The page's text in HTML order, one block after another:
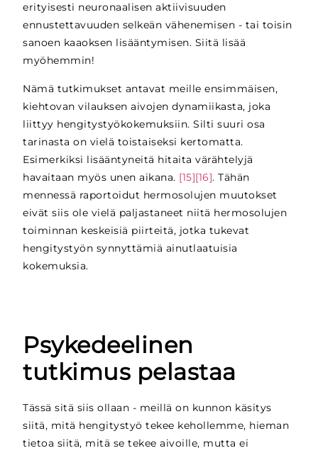
erityisesti neuronaalisen aktiivisuuden
ennustettavuuden selkeän vähenemisen - tai toisin
sanoen kaaoksen lisääntymisen. Siitä lisää
myöhemmin!
Nämä tutkimukset antavat meille ensimmäisen,
kiehtovan vilauksen aivojen dynamiikasta, joka
liittyy hengitystyökokemuksiin. Silti suuri osa
tarinasta on vielä toistaiseksi kertomatta.
Esimerkiksi lisääntyneitä hitaita värähtelyjä
havaitaan myös unen aikana. [15][16]. Tähän
mennessä raportoidut hermosolujen muutokset
eivät siis ole vielä paljastaneet niitä hermosolujen
toiminnan keskeisiä piirteitä, jotka tukevat
hengitystyön synnyttämiä ainutlaatuisia
kokemuksia.
Psykedeelinen
tutkimus pelastaa
Tässä sitä siis ollaan - meillä on kunnon käsitys
siitä, mitä hengitystyö tekee kehollemme, hieman
tietoa siitä, mitä se tekee aivoille, mutta ei